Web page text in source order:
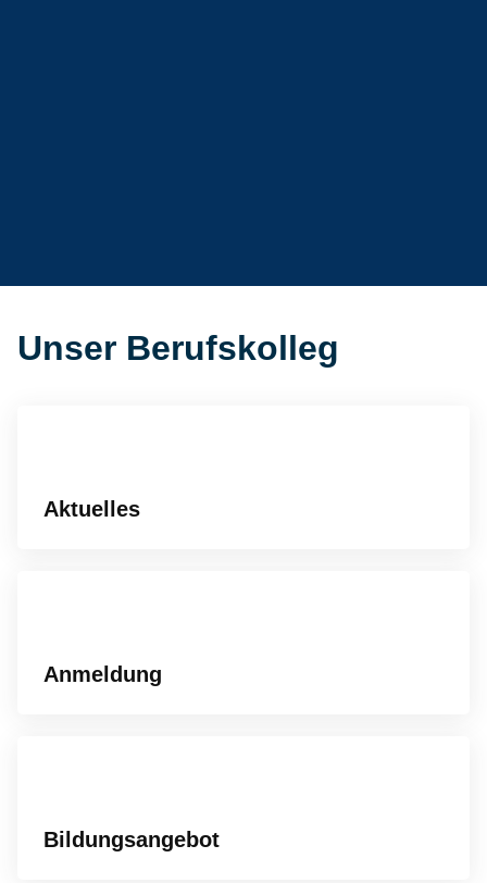
Unser Berufskolleg
Aktuelles
Anmeldung
Bildungsangebot